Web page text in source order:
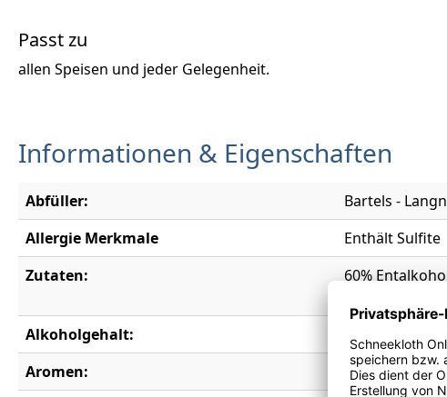
Passt zu
allen Speisen und jeder Gelegenheit.
Informationen & Eigenschaften
Abfüller:
Bartels -
Allergie Merkmale
Enthält Sulfite
Zutaten:
60%
Alkoholgehalt:
0,0 % vol.
Aromen:
Erdbeere,